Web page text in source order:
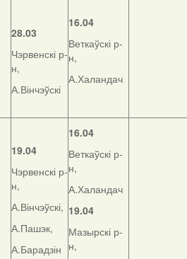
28.03
Чэрвенскі р-
н,
А.Вінчэўскі
16.04
Веткаўскі р-
н,
А.Халандач
19.04
Чэрвенскі р-
н,
А.Вінчэўскі,
А.Пашэк,
А.Барадзін
16.04
Веткаўскі р-
н,
А.Халандач
19.04
Мазырскі р-
н,